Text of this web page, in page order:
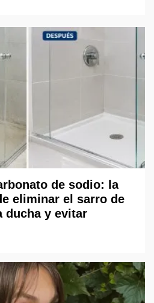
de sodio: la
eliminar el sarro de
ducha y evitar